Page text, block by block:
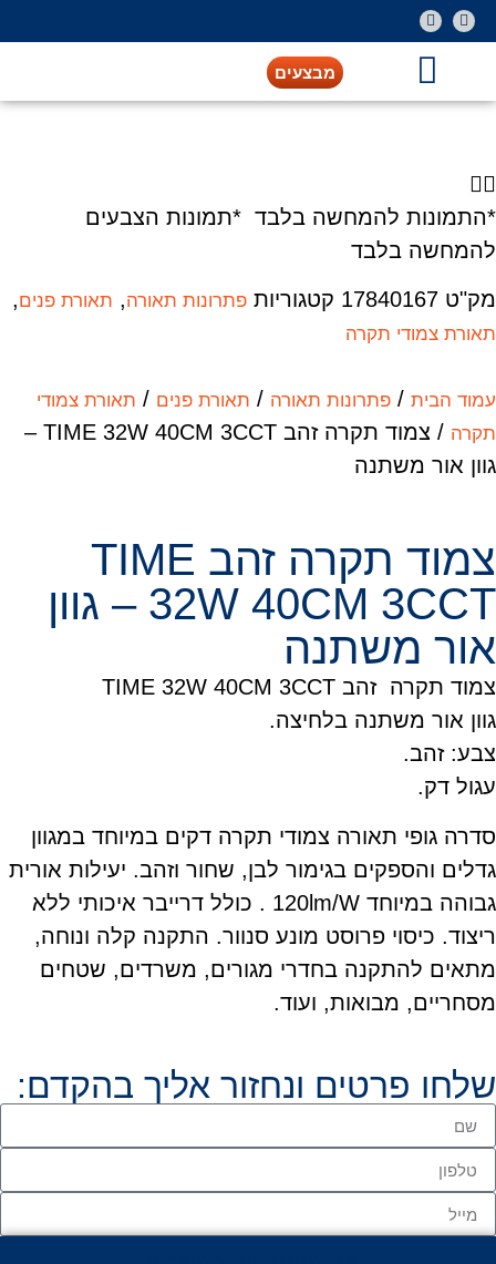
מבצעים
*התמונות להמחשה בלבד *תמונות הצבעים
להמחשה בלבד
מק"ט 17840167 קטגוריות פתרונות תאורה, תאורת פנים,
תאורת צמודי תקרה
עמוד הבית / פתרונות תאורה / תאורת פנים / תאורת צמודי
תקרה
/ צמוד תקרה זהב TIME 32W 40CM 3CCT –
גוון אור משתנה
צמוד תקרה זהב TIME
32W 40CM 3CCT – גוון
אור משתנה
צמוד תקרה זהב TIME 32W 40CM 3CCT
גוון אור משתנה בלחיצה.
צבע: זהב.
עגול דק.
סדרה גופי תאורה צמודי תקרה דקים במיוחד במגוון
גדלים והספקים בגימור לבן, שחור וזהב. יעילות אורית
גבוהה במיוחד 120lm/W . כולל דרייבר איכותי ללא
ריצוד. כיסוי פרוסט מונע סנוור. התקנה קלה ונוחה,
מתאים להתקנה בחדרי מגורים, משרדים, שטחים
מסחריים, מבואות, ועוד.
שלחו פרטים ונחזור אליך בהקדם: